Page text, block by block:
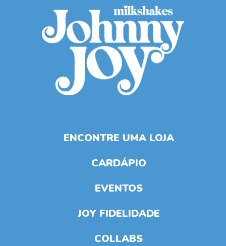
ENCONTRE UMA LOJA
CARDÁPIO
EVENTOS
JOY FIDELIDADE
COLLABS